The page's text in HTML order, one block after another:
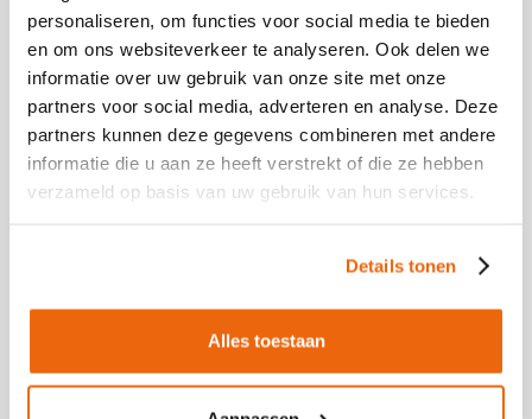
personaliseren, om functies voor social media te bieden
en om ons websiteverkeer te analyseren. Ook delen we
informatie over uw gebruik van onze site met onze
partners voor social media, adverteren en analyse. Deze
partners kunnen deze gegevens combineren met andere
informatie die u aan ze heeft verstrekt of die ze hebben
verzameld op basis van uw gebruik van hun services.
Details tonen
Alles toestaan
• Een marktconform salaris op basis van je
werkervaring
• Goede secundaire arbeidsvoorwaarden
• Ruimte om jezelf te ontwikkelen en veel te
leren
• Online en offline opleidingsmogelijkheden
Elektronicawinkel van Nederland?